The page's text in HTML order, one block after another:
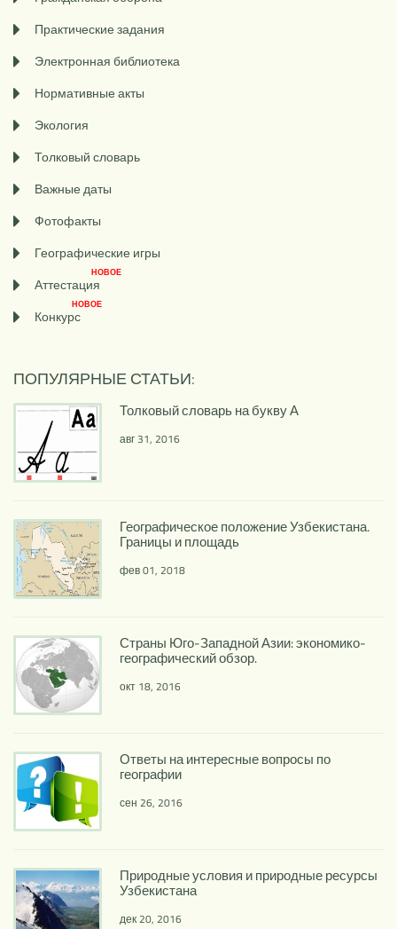
Практические задания
Электронная библиотека
Нормативные акты
Экология
Толковый словарь
Важные даты
Фотофакты
Географические игры
Аттестация
НОВОЕ
Конкурс
НОВОЕ
ПОПУЛЯРНЫЕ СТАТЬИ:
Толковый словарь на букву А
авг 31, 2016
Географическое положение Узбекистана.
Границы и площадь
фев 01, 2018
Страны Юго-Западной Азии: экономико-
географический обзор.
окт 18, 2016
Ответы на интересные вопросы по
географии
сен 26, 2016
Природные условия и природные ресурсы
Узбекистана
дек 20, 2016